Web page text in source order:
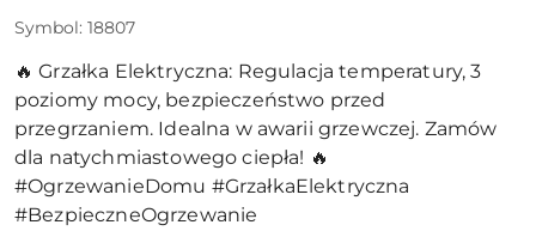
Symbol: 18807
🔥 Grzałka Elektryczna: Regulacja temperatury, 3
poziomy mocy, bezpieczeństwo przed
przegrzaniem. Idealna w awarii grzewczej. Zamów
dla natychmiastowego ciepła! 🔥
#OgrzewanieDomu #GrzałkaElektryczna
#BezpieczneOgrzewanie